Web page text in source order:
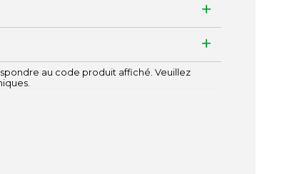
au code produit affiché. Veuillez